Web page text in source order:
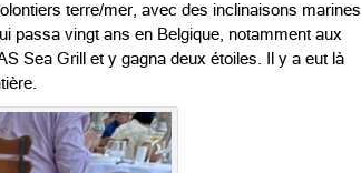
terre/mer, avec des inclinaisons marines
passa vingt ans en Belgique, notamment aux
Sea Grill et y gagna deux étoiles. Il y a eut là